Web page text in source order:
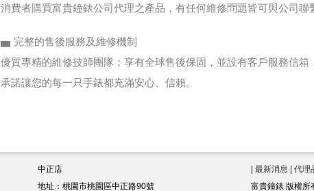
消費者購買富貴鐘錶公司代理之產品，有任何維修問題皆可與公司聯
▅ 完整的售後服務及維修機制
優質專精的維修技師團隊；享有全球售後保固，並設有客戶服務信
承諾讓您的每一只手錶都充滿安心、信賴。
中正店
地址：桃園市桃園區中正路90號
| 最新消息 | 代理
富貴鐘錶 版權所